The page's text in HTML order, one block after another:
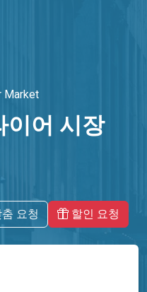
Market
이어 시장
요청 할인 요청